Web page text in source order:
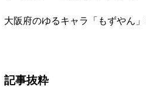
大阪府のゆるキャラ「もずやん
記事抜粋